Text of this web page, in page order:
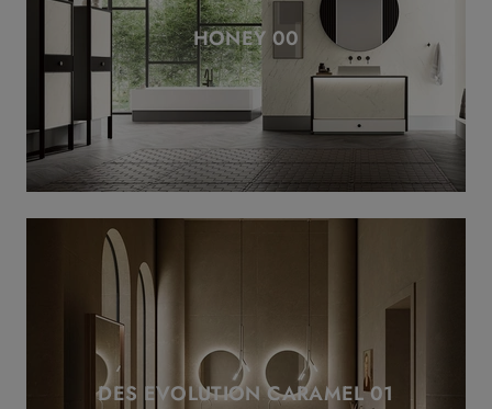
HONEY 00
DES EVOLUTION CARAMEL 01